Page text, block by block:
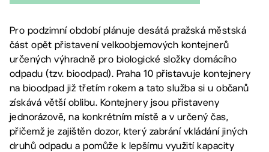
Pro podzimní období plánuje desátá pražská městská
část opět přistavení velkoobjemových kontejnerů
určených výhradně pro biologické složky domácího
odpadu (tzv. bioodpad). Praha 10 přistavuje kontejnery
na bioodpad již třetím rokem a tato služba si u občanů
získává větší oblibu. Kontejnery jsou přistaveny
jednorázově, na konkrétním místě a v určený čas,
přičemž je zajištěn dozor, který zabrání vkládání jiných
druhů odpadu a pomůže k lepšímu využití kapacity